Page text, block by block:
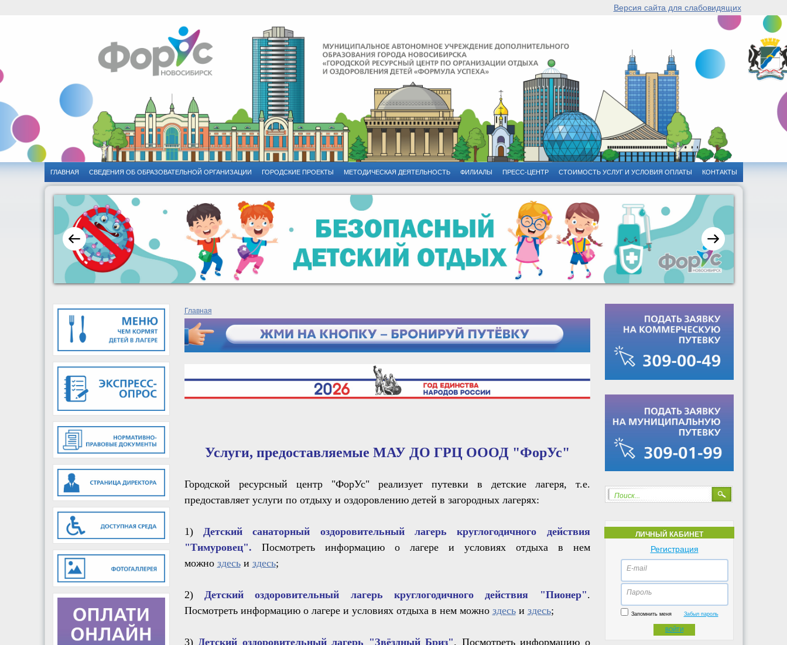
Версия сайта для слабовидящих
ГЛАВНАЯ CВЕДЕНИЯ ОБ ОБРАЗОВАТЕЛЬНОЙ ОРГАНИЗАЦИИ ГОРОДСКИЕ ПРОЕКТЫ МЕТОДИЧЕСКАЯ ДЕЯТЕЛЬНОСТЬ ФИЛИАЛЫ ПРЕСС-ЦЕНТР СТОИМОСТЬ УСЛУГ И УСЛОВИЯ ОПЛАТЫ КОНТАКТЫ
Поиск...
ЛИЧНЫЙ КАБИНЕТ
Регистрация
E-mail
Пароль
Запомнить меня Забыл пароль
ВОЙТИ
Главная
Услуги, предоставляемые МАУ ДО ГРЦ ОООД "ФорУс"
Городской ресурсный центр "ФорУс" реализует путевки в детские лагеря, т.е.
предоставляет услуги по отдыху и оздоровлению детей в загородных лагерях:
1)
Детский санаторный оздоровительный лагерь круглогодичного действия
"Тимуровец". Посмотреть информацию о лагере и условиях отдыха в нем
можно здесьи здесь;
2) Детский оздоровительный лагерь круглогодичного действия "Пионер".
Посмотреть информацию о лагере и условиях отдыха в нем можно здесьи здесь;
3) Детский оздоровительный лагерь "Звёздный Бриз". Посмотреть информацию о